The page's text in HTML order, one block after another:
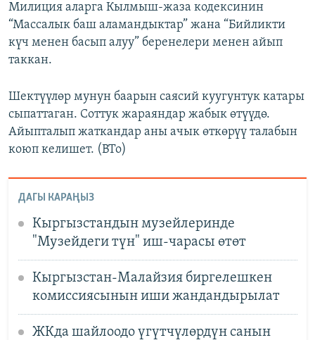
Милиция аларга Кылмыш-жаза кодексинин
“Массалык баш аламандыктар” жана “Бийликти
күч менен басып алуу” беренелери менен айып
таккан.
Шектүүлөр мунун баарын саясий куугунтук катары
сыпаттаган. Соттук жараяндар жабык өтүүдө.
Айыпталып жаткандар аны ачык өткөрүү талабын
коюп келишет. (BTo)
ДАГЫ КАРАҢЫЗ
Кыргызстандын музейлеринде
"Музейдеги түн" иш-чарасы өтөт
Кыргызстан-Малайзия биргелешкен
комиссиясынын иши жандандырылат
ЖКда шайлоодо үгүтчүлөрдүн санын